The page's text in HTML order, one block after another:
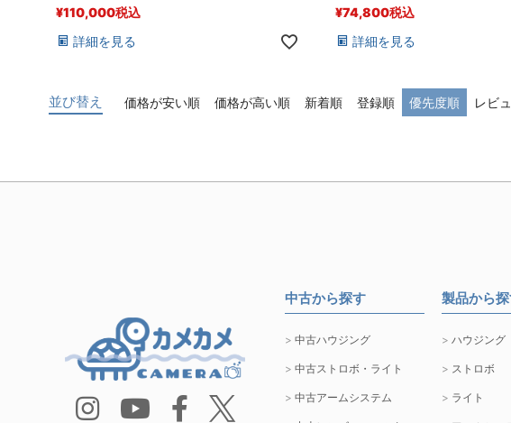
¥110,000税込
詳細を見る
¥74,800税込
詳細を見る
並び替え 価格が安い順 価格が高い順 新着順 登録順 優先度順 レビ
中古から探す
中古ハウジング
中古ストロボ・ライト
中古アームシステム
製品から
ハウジング
ストロボ
ライト